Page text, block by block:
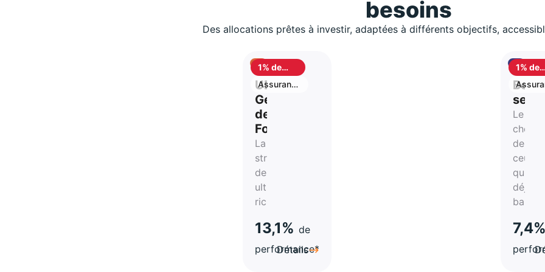
besoins
Des allocations prêtes à investir, adaptées à différents objectifs,
1% de
cashback
Assurance
vie
UBS
Gestion
de
Fortune
La
stratégie
des
ultra-
riches
13,1% de
performance*
Détails
1% de
vie
Best-
seller
Le
choix
de
ceux
qui ont
déjà
basculé
7,4%